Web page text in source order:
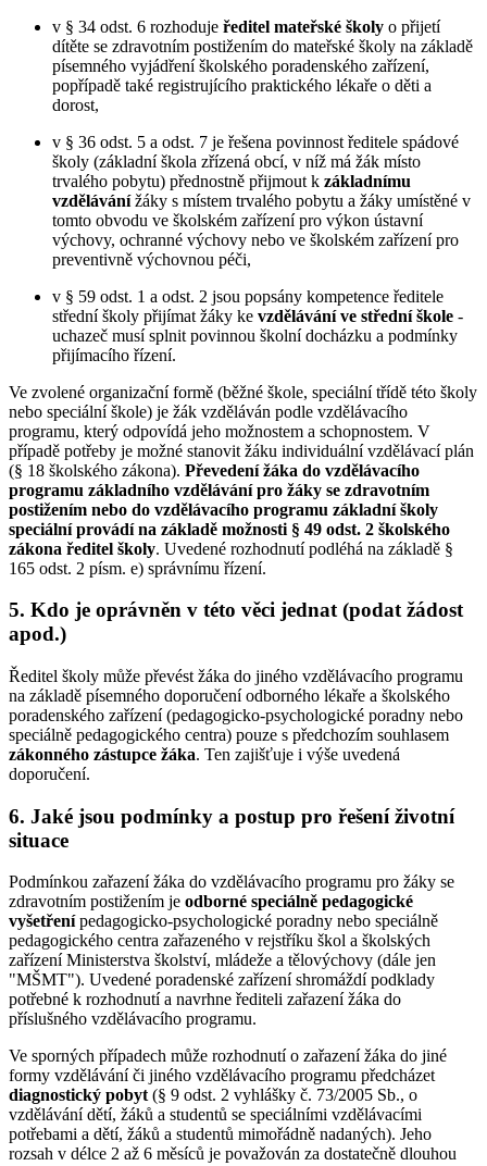
v § 34 odst. 6 rozhoduje ředitel mateřské školy o přijetí
dítěte se zdravotním postižením do mateřské školy na základě
písemného vyjádření školského poradenského zařízení,
popřípadě také registrujícího praktického lékaře o děti a
dorost,
v § 36 odst. 5 a odst. 7 je řešena povinnost ředitele spádové
školy (základní škola zřízená obcí, v níž má žák místo
trvalého pobytu) přednostně přijmout k základnímu
vzdělávánížáky s místem trvalého pobytu a žáky umístěné v
tomto obvodu ve školském zařízení pro výkon ústavní
výchovy, ochranné výchovy nebo ve školském zařízení pro
preventivně výchovnou péči,
v § 59 odst. 1 a odst. 2 jsou popsány kompetence ředitele
střední školy přijímat žáky ke vzdělávání ve střední škole -
uchazeč musí splnit povinnou školní docházku a podmínky
přijímacího řízení.
Ve zvolené organizační formě (běžné škole, speciální třídě této školy
nebo speciální škole) je žák vzděláván podle vzdělávacího
programu, který odpovídá jeho možnostem a schopnostem. V
případě potřeby je možné stanovit žáku individuální vzdělávací plán
(§ 18 školského zákona). Převedení žáka do vzdělávacího
programu základního vzdělávání pro žáky se zdravotním
postižením nebo do vzdělávacího programu základní školy
speciální provádí na základě možnosti § 49 odst. 2 školského
zákona ředitel školy. Uvedené rozhodnutí podléhá na základě §
165 odst. 2 písm. e) správnímu řízení.
5. Kdo je oprávněn v této věci jednat (podat žádost
apod.)
Ředitel školy může převést žáka do jiného vzdělávacího programu
na základě písemného doporučení odborného lékaře a školského
poradenského zařízení (pedagogicko-psychologické poradny nebo
speciálně pedagogického centra) pouze s předchozím souhlasem
zákonného zástupce žáka. Ten zajišťuje i výše uvedená
doporučení.
6. Jaké jsou podmínky a postup pro řešení životní
situace
Podmínkou zařazení žáka do vzdělávacího programu pro žáky se
zdravotním postižením je odborné speciálně pedagogické
vyšetřenípedagogicko-psychologické poradny nebo speciálně
pedagogického centra zařazeného v rejstříku škol a školských
zařízení Ministerstva školství, mládeže a tělovýchovy (dále jen
"MŠMT"). Uvedené poradenské zařízení shromáždí podklady
potřebné k rozhodnutí a navrhne řediteli zařazení žáka do
příslušného vzdělávacího programu.
Ve sporných případech může rozhodnutí o zařazení žáka do jiné
formy vzdělávání či jiného vzdělávacího programu předcházet
diagnostický pobyt (§ 9 odst. 2 vyhlášky č. 73/2005 Sb., o
vzdělávání dětí, žáků a studentů se speciálními vzdělávacími
potřebami a dětí, žáků a studentů mimořádně nadaných). Jeho
rozsah v délce 2 až 6 měsíců je považován za dostatečně dlouhou